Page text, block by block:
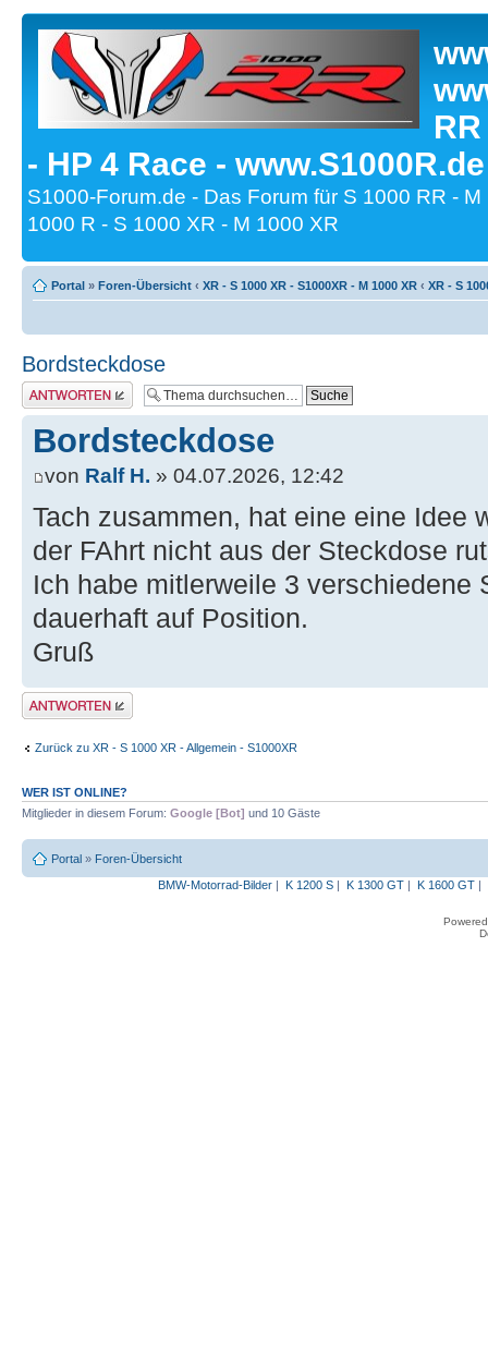
- HP 4 Race -
S1000-Forum.de - Das Forum für S 1000 RR -
1000 R - S 1000 XR - M 1000 XR
Portal » Foren-Übersicht ‹ XR - S 1000 XR - S1000XR - M 1000 XR ‹ XR - S
Bordsteckdose
Antwort erstellen
Bordsteckdose
von Ralf H. » 04.07.2026, 12:42
Tach zusammen, hat eine eine Idee
der FAhrt nicht aus der Steckdose
Ich habe mitlerweile 3 verschiedene
dauerhaft auf Position.
Gruß
Antwort erstellen
Zurück zu XR - S 1000 XR - Allgemein - S1000XR
WER IST ONLINE?
Mitglieder in diesem Forum: Google [Bot] und 10 Gäste
Portal » Foren-Übersicht
BMW-Motorrad-Bilder| K 1200 S| K 1300 GT| K 1600 GT|